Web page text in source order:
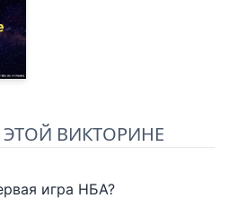
ВИКТОРИНЕ
игра НБА?